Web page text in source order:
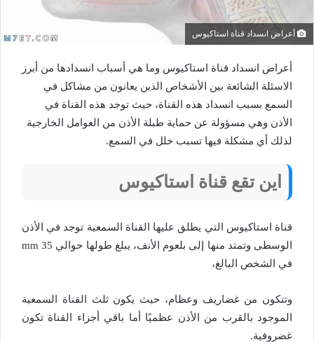
أعراض انسداد قناة استاكيوس
أعراض انسداد قناة استاكيوس وما هي أسباب انسدادها من أبرز
الاسئلة الشائعة بين الأشخاص الذين يعانون من مشاكل في
السمع بسبب انسداد هذه القناة، حيث توجد هذه القناة في
الأذن وهي مسؤولة عن حماية طبلة الأذن من العوامل الخارجية
لذلك أي مشكلة فيها تسبب خلل في السمع.
اين تقع قناة استاكيوس
قناة استاكيوس التي يطلق عليها القناة السمعية توجد في الأذن
الوسطى وتمتد منها إلى بلعوم الأنف، يبلغ طولها حوالي 35 mm
في الشخص البالغ،
وتتكون من غضاريف وعظام، حيث يكون ثلث القناة السمعية
الموجود بالقرب من الأذن عظميًا أما باقي أجزاء القناة تكون
غضروفية.